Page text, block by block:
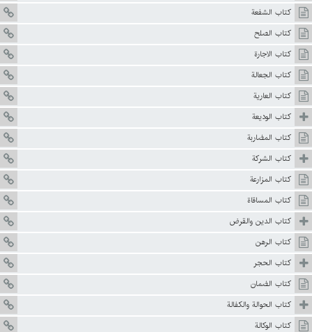
كتاب الشفعة
كتاب الصلح
كتاب الاجارة
كتاب الجعالة
كتاب العارية
كتاب الوديعة
كتاب المضاربة
كتاب الشركة
كتاب المزارعة
كتاب المساقاة
كتاب الدين والقرض
كتاب الرهن
كتاب الحجر
كتاب الضمان
كتاب الحوالة والكفالة
كتاب الوكالة